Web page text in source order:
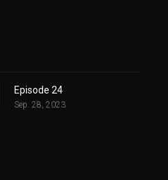
Episode 24
Sep. 28, 2023